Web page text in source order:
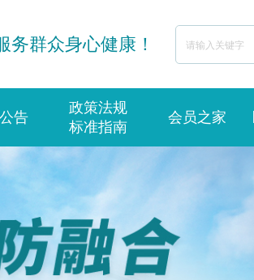
务群众身心健康！
告
政策法规
标准指南
会员之家